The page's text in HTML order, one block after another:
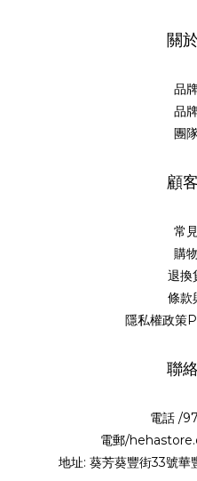
關
品
品
團
顧
常
購
退換
條款
隱私權政策
聯
電話 /
電郵/
地址: 葵芳葵豐街33號